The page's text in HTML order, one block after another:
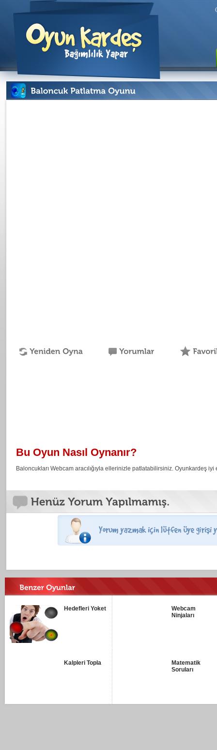
Bu Oyun Nasıl Oynanır?
Baloncukları Webcam aracılığıyla ellerinizle patlatabilirsiniz. Oyunkardeş
Hedefleri Yoket
Webcam
Ninjaları
Kalpleri Topla
Matematik
Soruları